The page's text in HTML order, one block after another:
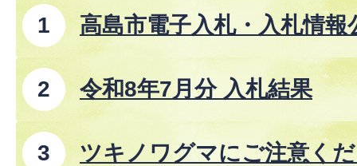
高島市電子入札・入札情
事、コンサルタント業務
令和8年7月分 入札結果
ツキノワグマにご注意く